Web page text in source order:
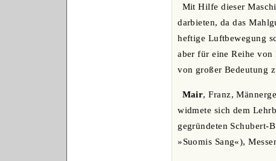
Mit Hilfe dieser
darbieten, da das
heftige Luftbewegung
aber für eine Reihe
von großer Bedeutung
Mair, Franz,
widmete sich dem
gegründeten Schubert-
»Suomis Sang«),